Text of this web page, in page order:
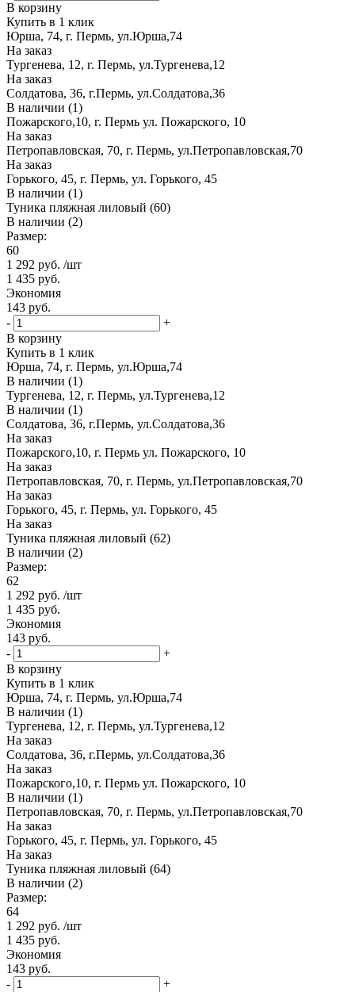
В корзину
Купить в 1 клик
Юрша, 74, г. Пермь, ул.Юрша,74
На заказ
Тургенева, 12, г. Пермь, ул.Тургенева,12
На заказ
Солдатова, 36, г.Пермь, ул.Солдатова,36
В наличии (1)
Пожарского,10, г. Пермь ул. Пожарского, 10
На заказ
Петропавловская, 70, г. Пермь, ул.Петропавловская,70
На заказ
Горького, 45, г. Пермь, ул. Горького, 45
В наличии (1)
Туника пляжная лиловый (60)
В наличии (2)
Размер:
60
1 292 руб. /шт
1 435 руб.
Экономия
143 руб.
-
+
В корзину
Купить в 1 клик
Юрша, 74, г. Пермь, ул.Юрша,74
В наличии (1)
Тургенева, 12, г. Пермь, ул.Тургенева,12
В наличии (1)
Солдатова, 36, г.Пермь, ул.Солдатова,36
На заказ
Пожарского,10, г. Пермь ул. Пожарского, 10
На заказ
Петропавловская, 70, г. Пермь, ул.Петропавловская,70
На заказ
Горького, 45, г. Пермь, ул. Горького, 45
На заказ
Туника пляжная лиловый (62)
В наличии (2)
Размер:
62
1 292 руб. /шт
1 435 руб.
Экономия
143 руб.
-
+
В корзину
Купить в 1 клик
Юрша, 74, г. Пермь, ул.Юрша,74
В наличии (1)
Тургенева, 12, г. Пермь, ул.Тургенева,12
На заказ
Солдатова, 36, г.Пермь, ул.Солдатова,36
На заказ
Пожарского,10, г. Пермь ул. Пожарского, 10
В наличии (1)
Петропавловская, 70, г. Пермь, ул.Петропавловская,70
На заказ
Горького, 45, г. Пермь, ул. Горького, 45
На заказ
Туника пляжная лиловый (64)
В наличии (2)
Размер:
64
1 292 руб. /шт
1 435 руб.
Экономия
143 руб.
-
+